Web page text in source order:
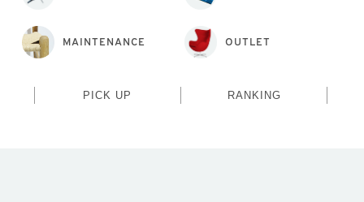
MAINTENANCE OUTLET
PICK UP RANKING